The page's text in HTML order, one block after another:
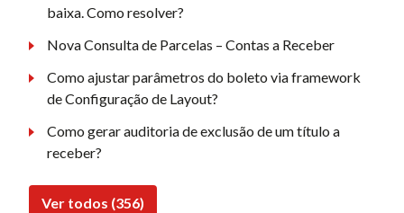
baixa. Como resolver?
Nova Consulta de Parcelas – Contas a Receber
Como ajustar parâmetros do boleto via framework
de Configuração de Layout?
Como gerar auditoria de exclusão de um título a
receber?
Ver todos (356)